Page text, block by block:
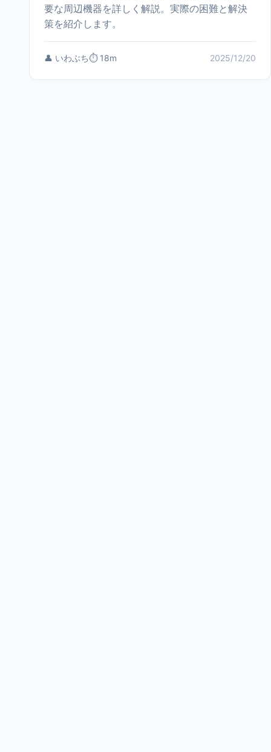
要な周辺機器を詳しく解説。実際の困難と解決
策を紹介します。
👤 いわぶち⏱️ 18m 2025/12/20